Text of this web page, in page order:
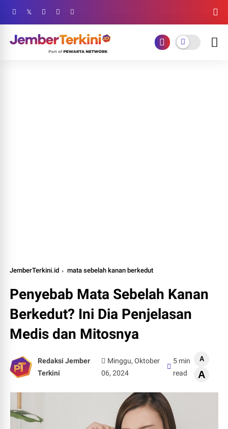
JemberTerkini.id mata sebelah kanan berkedut
Penyebab Mata Sebelah Kanan
Berkedut? Ini Dia Penjelasan
Medis dan Mitosnya
Redaksi Jember
Terkini
Minggu, Oktober
06, 2024
5 min
read
A
A